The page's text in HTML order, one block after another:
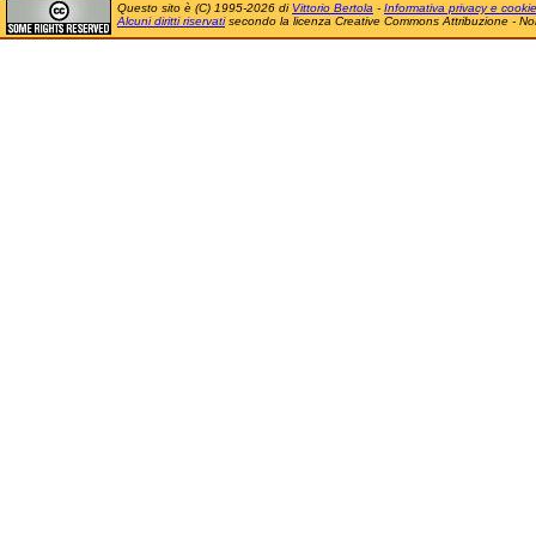
Questo sito è (C) 1995-2026 di Vittorio Bertola - Informativa privacy e cookie
Alcuni diritti riservatisecondo la licenza Creative Commons Attribuzione -